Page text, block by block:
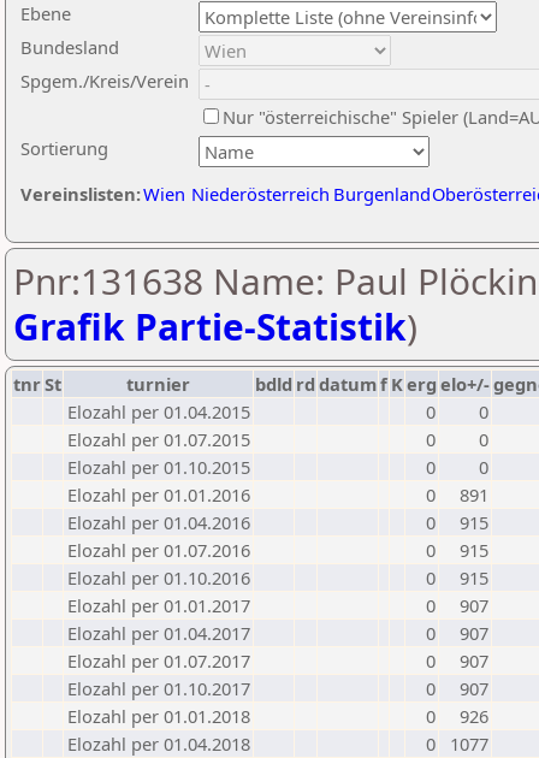
Ebene
Sortierung
Bundesland
Spgem./Kreis/Verein
Nur "österreichische" Spieler
Vereinslisten:Wien Niederösterreich Burgenland
Pnr:131638 Name: Paul
Grafik Partie-Statistik)
tnrSt turnier bdld rd datumf Kerg elo+/-
Elozahl per 01.04.2015
0
0
Elozahl per 01.07.2015
0
0
Elozahl per 01.10.2015
0
0
Elozahl per 01.01.2016
0
891
Elozahl per 01.04.2016
0
915
Elozahl per 01.07.2016
0
915
Elozahl per 01.10.2016
0
915
Elozahl per 01.01.2017
0
907
Elozahl per 01.04.2017
0
907
Elozahl per 01.07.2017
0
907
Elozahl per 01.10.2017
0
907
Elozahl per 01.01.2018
0
926
Elozahl per 01.04.2018
0
1077